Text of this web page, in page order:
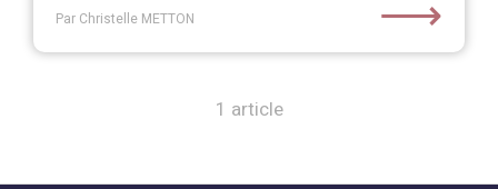
Par Christelle METTON ⟶
1 article